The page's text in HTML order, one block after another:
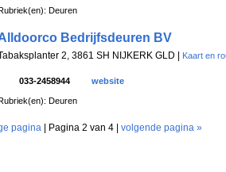
Deuren
Bedrijfsdeuren BV
2, 3861 SH NIJKERK GLD | Kaart en
033-2458944 website
Deuren
pagina | Pagina 2 van 4 | volgende pagina »